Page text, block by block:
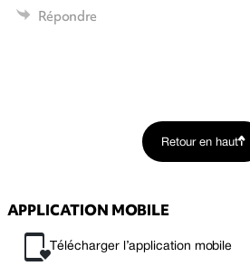
Répondre
Retour en haut
APPLICATION MOBILE
Télécharger l’application mobile